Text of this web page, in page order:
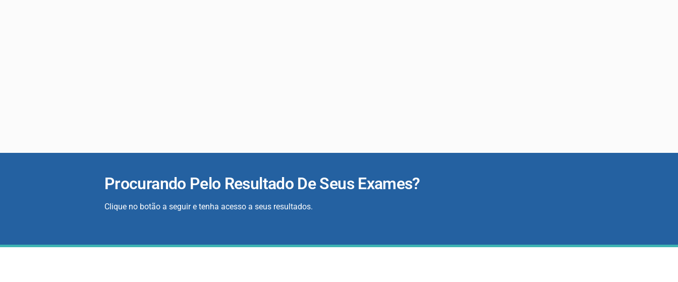
Procurando Pelo Resultado De Seus Exames?
Clique no botão a seguir e tenha acesso a seus resultados.